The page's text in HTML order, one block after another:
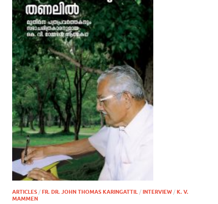
ARTICLES / FR. DR. JOHN THOMAS KARINGATTIL / INTERVIEW / K. V.
MAMMEN